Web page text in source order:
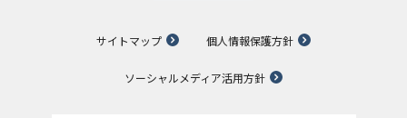
サイトマップ 個人情報保護方針
ソーシャルメディア活用方針